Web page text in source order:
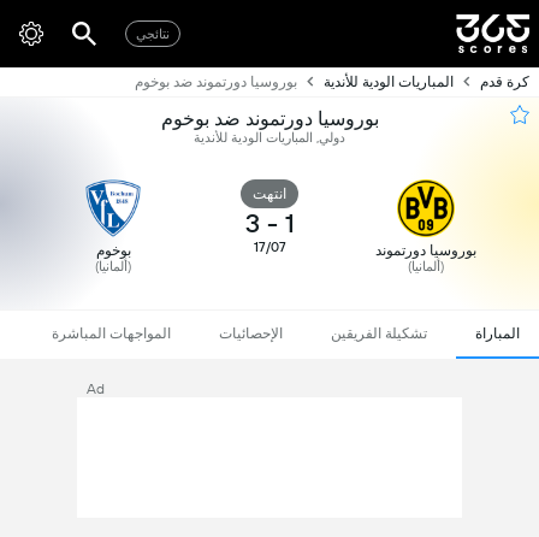
نتائجي
كرة قدم المباريات الودية للأندية بوروسيا دورتموند ضد بوخوم
بوروسيا دورتموند ضد بوخوم
دولي, المباريات الودية للأندية
بوروسيا دورتموند
(ألمانيا)
انتهت
1
-
3
17/07 بوخوم
(ألمانيا)
المباراة تشكيلة الفريقين الإحصائيات المواجهات المباشرة
Ad